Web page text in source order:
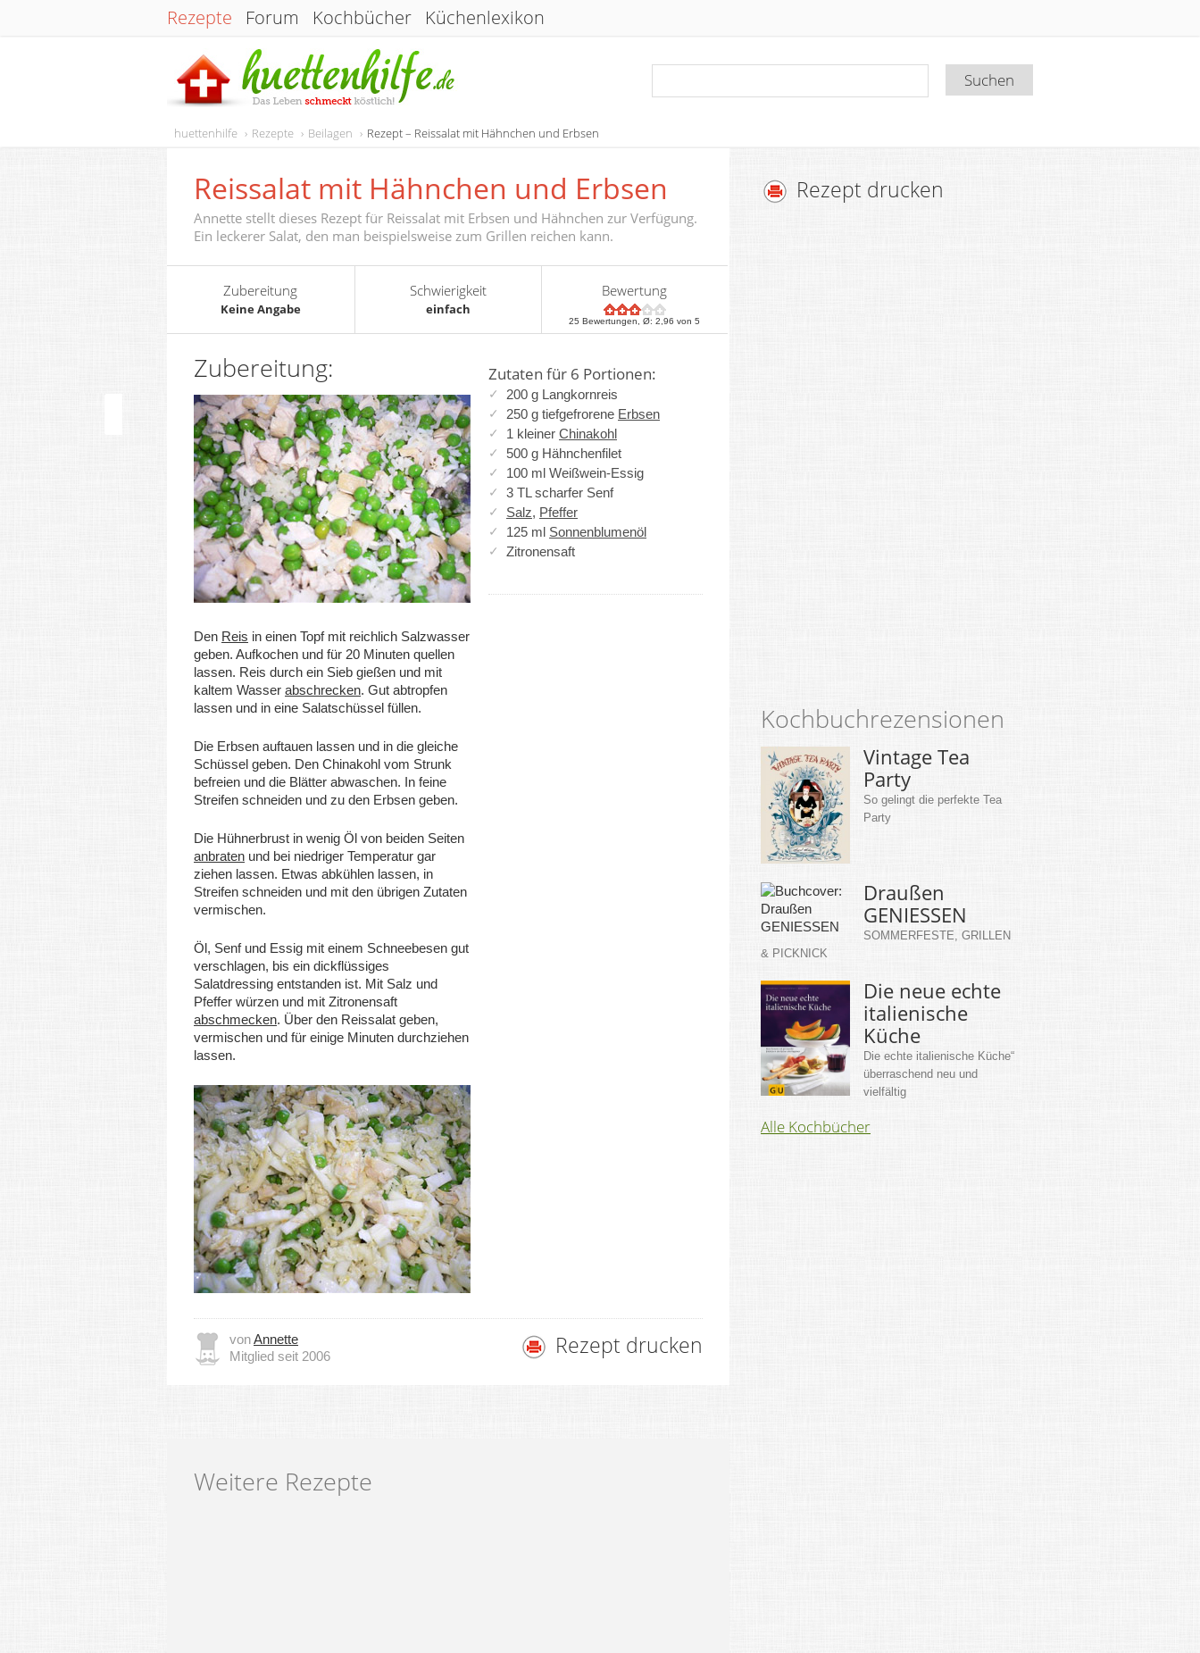
Rezepte Forum Kochbücher Küchenlexikon
huettenhilfe Rezepte Beilagen Rezept – Reissalat mit Hähnchen und Erbsen
Reissalat mit Hähnchen und Erbsen
Annette stellt dieses Rezept für Reissalat mit Erbsen und Hähnchen zur Verfügung.
Ein leckerer Salat, den man beispielsweise zum Grillen reichen kann.
Zubereitung
Keine Angabe
Schwierigkeit
einfach
Bewertung
25 Bewertungen, Ø:2,96 von 5
Zutaten für 6 Portionen:
200 g Langkornreis
250 g tiefgefrorene Erbsen
1 kleiner Chinakohl
500 g Hähnchenfilet
100 ml Weißwein-Essig
3 TL scharfer Senf
Salz, Pfeffer
125 ml Sonnenblumenöl
Zitronensaft
Zubereitung:
Den Reis in einen Topf mit reichlich Salzwasser
geben. Aufkochen und für 20 Minuten quellen
lassen. Reis durch ein Sieb gießen und mit
kaltem Wasser abschrecken. Gut abtropfen
lassen und in eine Salatschüssel füllen.
Die Erbsen auftauen lassen und in die gleiche
Schüssel geben. Den Chinakohl vom Strunk
befreien und die Blätter abwaschen. In feine
Streifen schneiden und zu den Erbsen geben.
Die Hühnerbrust in wenig Öl von beiden Seiten
anbraten und bei niedriger Temperatur gar
ziehen lassen. Etwas abkühlen lassen, in
Streifen schneiden und mit den übrigen Zutaten
vermischen.
Öl, Senf und Essig mit einem Schneebesen gut
verschlagen, bis ein dickflüssiges
Salatdressing entstanden ist. Mit Salz und
Pfeffer würzen und mit Zitronensaft
abschmecken. Über den Reissalat geben,
vermischen und für einige Minuten durchziehen
lassen.
vonAnnette
Mitglied seit 2006
Rezept drucken
Rezept drucken
Kochbuchrezensionen
Vintage Tea
Party
So gelingt die perfekte Tea
Party
Draußen
GENIESSEN
SOMMERFESTE, GRILLEN
& PICKNICK
Die neue echte
italienische
Küche
Die echte italienische Küche“
überraschend neu und
vielfältig
Alle Kochbücher
Weitere Rezepte